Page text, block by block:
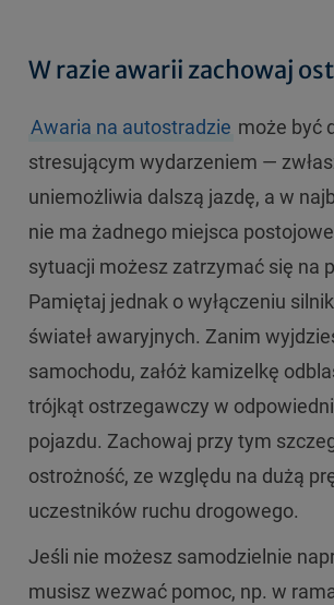
W razie awarii zachowaj
Awaria na autostradzie może być
stresującym wydarzeniem —
uniemożliwia dalszą jazdę, a w
nie ma żadnego miejsca
sytuacji możesz zatrzymać się na
Pamiętaj jednak o wyłączeniu
świateł awaryjnych. Zanim
samochodu, załóż kamizelkę
trójkąt ostrzegawczy w
pojazdu. Zachowaj przy tym
ostrożność, ze względu na dużą
uczestników ruchu drogowego.
Jeśli nie możesz samodzielnie
musisz wezwać pomoc, np. w